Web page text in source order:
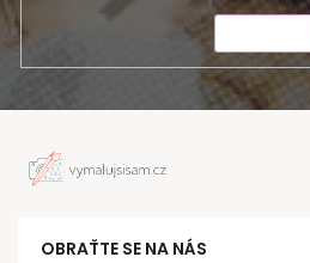
OBRAŤTE SE NA NÁS